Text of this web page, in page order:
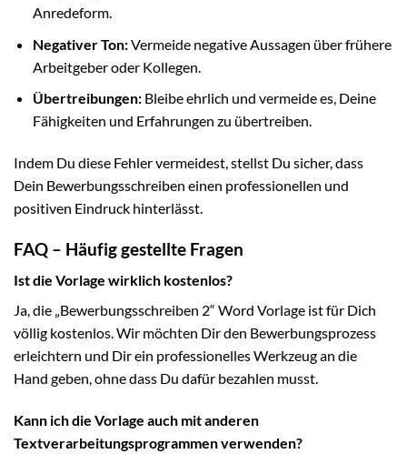
Anredeform.
Negativer Ton:Vermeide negative Aussagen über frühere
Arbeitgeber oder Kollegen.
Übertreibungen:Bleibe ehrlich und vermeide es, Deine
Fähigkeiten und Erfahrungen zu übertreiben.
Indem Du diese Fehler vermeidest, stellst Du sicher, dass
Dein Bewerbungsschreiben einen professionellen und
positiven Eindruck hinterlässt.
FAQ – Häufig gestellte Fragen
Ist die Vorlage wirklich kostenlos?
Ja, die „Bewerbungsschreiben 2“ Word Vorlage ist für Dich
völlig kostenlos. Wir möchten Dir den Bewerbungsprozess
erleichtern und Dir ein professionelles Werkzeug an die
Hand geben, ohne dass Du dafür bezahlen musst.
Kann ich die Vorlage auch mit anderen
Textverarbeitungsprogrammen verwenden?